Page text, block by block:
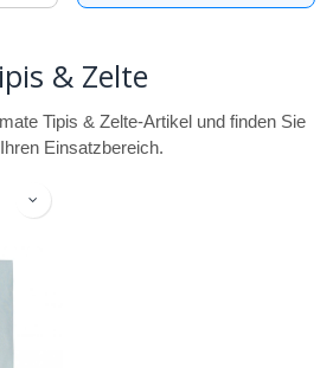
& Zelte
Tipis & Zelte-Artikel und finden Sie
Einsatzbereich.